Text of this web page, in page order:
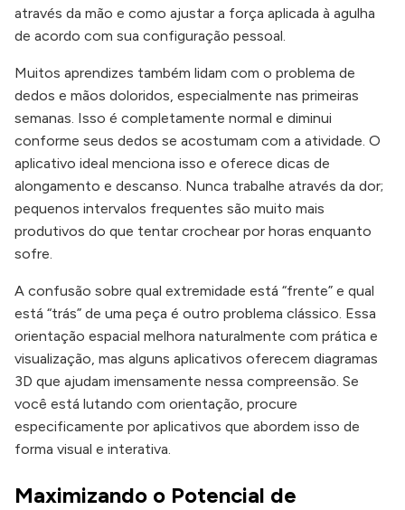
através da mão e como ajustar a força aplicada à agulha
de acordo com sua configuração pessoal.
Muitos aprendizes também lidam com o problema de
dedos e mãos doloridos, especialmente nas primeiras
semanas. Isso é completamente normal e diminui
conforme seus dedos se acostumam com a atividade. O
aplicativo ideal menciona isso e oferece dicas de
alongamento e descanso. Nunca trabalhe através da dor;
pequenos intervalos frequentes são muito mais
produtivos do que tentar crochear por horas enquanto
sofre.
A confusão sobre qual extremidade está “frente” e qual
está “trás” de uma peça é outro problema clássico. Essa
orientação espacial melhora naturalmente com prática e
visualização, mas alguns aplicativos oferecem diagramas
3D que ajudam imensamente nessa compreensão. Se
você está lutando com orientação, procure
especificamente por aplicativos que abordem isso de
forma visual e interativa.
Maximizando o Potencial de